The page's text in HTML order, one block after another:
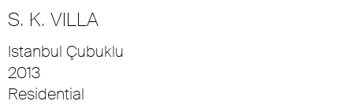
S. K. VILLA
Istanbul Çubuklu
2013
Residential